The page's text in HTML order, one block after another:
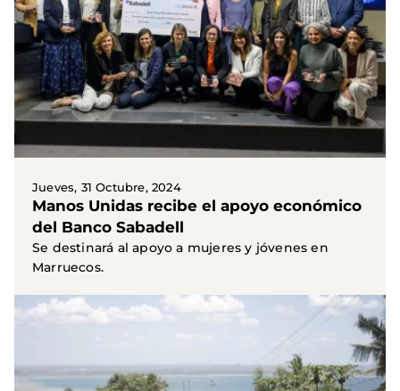
Jueves, 31 Octubre, 2024
Manos Unidas recibe el apoyo económico
del Banco Sabadell
Se destinará al apoyo a mujeres y jóvenes en
Marruecos.